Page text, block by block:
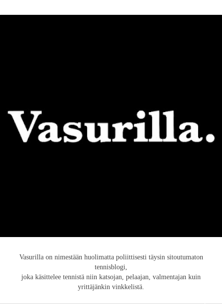
Vasurilla on nimestään huolimatta poliittisesti täysin sitoutumaton
tennisblogi,
joka käsittelee tennistä niin katsojan, pelaajan, valmentajan kuin
yrittäjänkin vinkkelistä.